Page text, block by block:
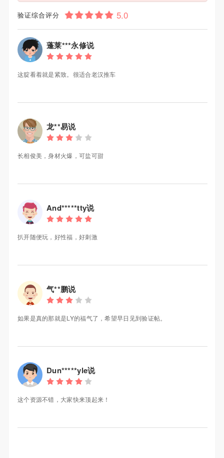
验证综合评分
蓬莱***永修说
这腚看着就是紧致。很适合老汉推车
龙**易说
长相俊美，身材火爆，可盐可甜
And*****tty说
扒开随便玩，好性福，好刺激
气**鹏说
如果是真的那就是LY的福气了，希望早日见到验证帖。
Dun*****yle说
这个资源不错，大家快来顶起来！